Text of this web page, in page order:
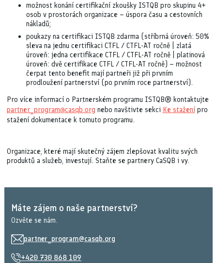
možnost konání certifikační zkoušky ISTQB pro skupinu 4+
osob v prostorách organizace – úspora času a cestovních
nákladů;
poukazy na certifikaci ISTQB zdarma (stříbrná úroveň: 50%
sleva na jednu certifikaci CTFL / CTFL-AT ročně | zlatá
úroveň: jedna certifikace CTFL / CTFL-AT ročně | platinová
úroveň: dvě certifikace CTFL / CTFL-AT ročně) – možnost
čerpat tento benefit mají partneři již při prvním
prodloužení partnerství (po prvním roce partnerství).
Pro více informací o Partnerském programu ISTQB® kontaktujte
partner_program@casqb.org nebo navštivte sekci Ke staženípro
stažení dokumentace k tomuto programu.
Organizace, které mají skutečný zájem zlepšovat kvalitu svých
produktů a služeb, investují. Staňte se partnery CaSQB i vy.
Máte zájem o naše partnerství?
Ozvěte se nám.
partner_program@casqb.org
+420 730 868 109